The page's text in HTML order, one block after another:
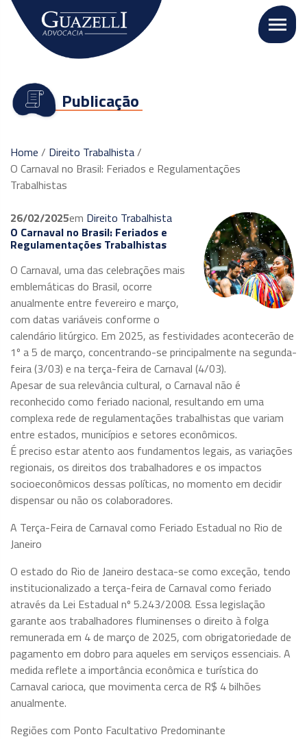
Publicação
Home / Direito Trabalhista/
O Carnaval no Brasil: Feriados e Regulamentações
Trabalhistas
26/02/2025em Direito Trabalhista
O Carnaval no Brasil: Feriados e
Regulamentações Trabalhistas
O Carnaval, uma das celebrações mais
emblemáticas do Brasil, ocorre
anualmente entre fevereiro e março,
com datas variáveis conforme o
calendário litúrgico. Em 2025, as festividades acontecerão de
1º a 5 de março, concentrando-se principalmente na segunda-
feira (3/03) e na terça-feira de Carnaval (4/03).
Apesar de sua relevância cultural, o Carnaval não é
reconhecido como feriado nacional, resultando em uma
complexa rede de regulamentações trabalhistas que variam
entre estados, municípios e setores econômicos.
É preciso estar atento aos fundamentos legais, as variações
regionais, os direitos dos trabalhadores e os impactos
socioeconômicos dessas políticas, no momento em decidir
dispensar ou não os colaboradores.
A Terça-Feira de Carnaval como Feriado Estadual no Rio de
Janeiro
O estado do Rio de Janeiro destaca-se como exceção, tendo
institucionalizado a terça-feira de Carnaval como feriado
através da Lei Estadual nº 5.243/2008. Essa legislação
garante aos trabalhadores fluminenses o direito à folga
remunerada em 4 de março de 2025, com obrigatoriedade de
pagamento em dobro para aqueles em serviços essenciais. A
medida reflete a importância econômica e turística do
Carnaval carioca, que movimenta cerca de R$ 4 bilhões
anualmente.
Regiões com Ponto Facultativo Predominante